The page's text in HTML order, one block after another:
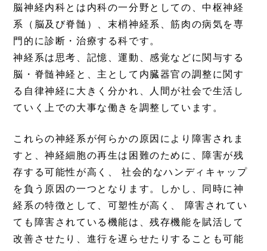
脳神経内科とは内科の一分野としての、中枢神経
系（脳及び脊髄）、末梢神経系、筋肉の病気を専
門的に診断・治療する科です。
神経系は思考、記憶、運動、感覚などに関与する
脳・脊髄神経と、主として内臓器官の調整に関す
る自律神経に大きく分かれ、人間が社会で生活し
ていく上での大事な働きを調整しています。
これらの神経系が何らかの原因により障害されま
すと、神経細胞の再生は困難のために、障害が残
存する可能性が高く、 社会的なハンディキャップ
を負う原因の一つとなります。しかし、同時に神
経系の特徴として、可塑性が高く、 障害されてい
ても障害されている機能は、残存機能を賦活して
改善させたり、進行を遅らせたりすることも可能